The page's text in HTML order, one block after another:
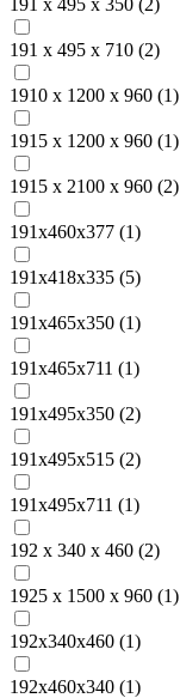
191 х 495 х 710 (2)
1910 х 1200 х 960 (1)
1915 х 1200 х 960 (1)
1915 х 2100 х 960 (2)
191x460x377 (1)
191х418х335 (5)
191х465х350 (1)
191х465х711 (1)
191х495х350 (2)
191х495х515 (2)
191х495х711 (1)
192 х 340 х 460 (2)
1925 х 1500 х 960 (1)
192х340х460 (1)
192х460x340 (1)